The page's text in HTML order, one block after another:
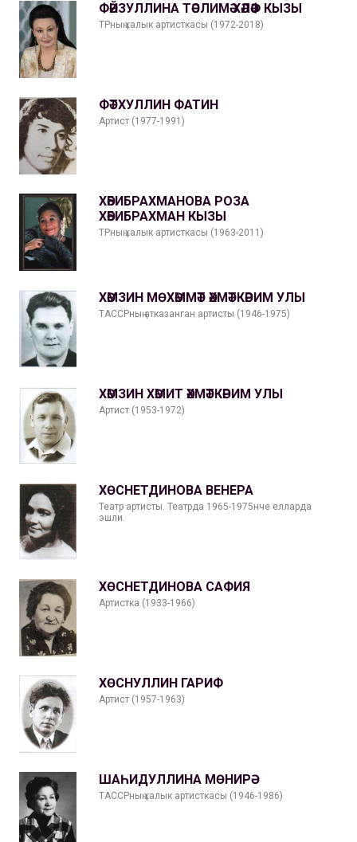
ФӘЙЗУЛЛИНА ТӘСЛИМӘ ХӘЛӘФ КЫЗЫ
ТРның халык артисткасы (1972-2018)
ФӘТХУЛЛИН ФАТИН
Артист (1977-1991)
ХӘБИБРАХМАНОВА РОЗА
ХӘБИБРАХМАН КЫЗЫ
ТРның халык артисткасы (1963-2011)
ХӘМЗИН МӨХӘММӘТ ӘХМӘТКӘРИМ УЛЫ
ТАССРның атказанган артисты (1946-1975)
ХӘМЗИН ХӘМИТ ӘХМӘТКӘРИМ УЛЫ
Артист (1953-1972)
ХӨСНЕТДИНОВА ВЕНЕРА
Театр артисты. Театрда 1965-1975нче елларда
эшли.
ХӨСНЕТДИНОВА САФИЯ
Артистка (1933-1966)
ХӨСНУЛЛИН ГАРИФ
Артист (1957-1963)
ШАҺИДУЛЛИНА МӨНИРӘ
ТАССРның халык артисткасы (1946-1986)